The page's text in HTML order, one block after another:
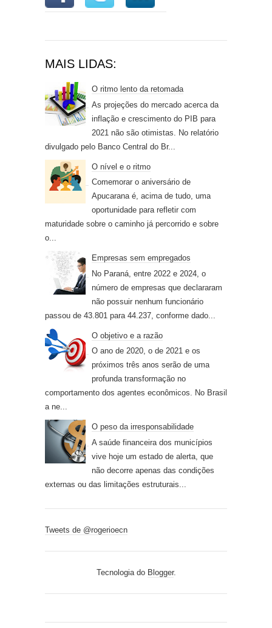
MAIS LIDAS:
O ritmo lento da retomada
As projeções do mercado acerca da
inflação e crescimento do PIB para
2021 não são otimistas. No relatório
divulgado pelo Banco Central do Br...
O nível e o ritmo
Comemorar o aniversário de
Apucarana é, acima de tudo, uma
oportunidade para refletir com
maturidade sobre o caminho já percorrido e sobre
o...
Empresas sem empregados
No Paraná, entre 2022 e 2024, o
número de empresas que declararam
não possuir nenhum funcionário
passou de 43.801 para 44.237, conforme dado...
O objetivo e a razão
O ano de 2020, o de 2021 e os
próximos três anos serão de uma
profunda transformação no
comportamento dos agentes econômicos. No Brasil
a ne...
O peso da irresponsabilidade
A saúde financeira dos municípios
vive hoje um estado de alerta, que
não decorre apenas das condições
externas ou das limitações estruturais...
Tweets de @rogerioecn
Tecnologia do Blogger.